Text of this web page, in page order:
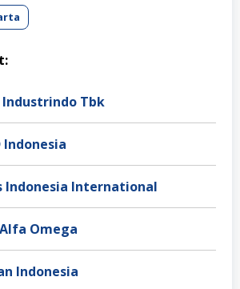
Industrindo Tbk
Indonesia
Indonesia International
Omega
Indonesia